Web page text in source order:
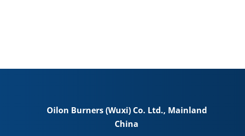
Oilon Burners (Wuxi) Co. Ltd., Mainland
China